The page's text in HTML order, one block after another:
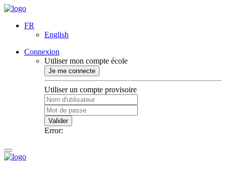
FR
English
Connexion
Utiliser mon compte école
Je me connecte
Utiliser un compte provisoire
Valider
Error: